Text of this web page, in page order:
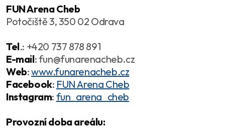
FUN Arena Cheb
Potočiště 3, 350 02 Odrava
Tel.: +420 737 878 891
E-mail: fun@funarenacheb.cz
Web:www.funarenacheb.cz
Facebook: FUN Arena Cheb
Instagram: fun_arena_cheb
Provozní doba areálu: